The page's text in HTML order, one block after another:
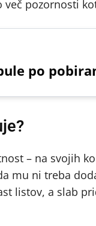
pozornosti
po
– na svojih
mu ni treba
listov, a slab